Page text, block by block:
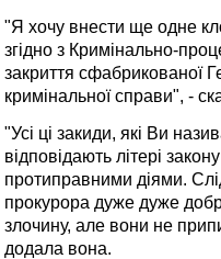
"Я хочу внести ще одне
згідно з Кримінально-
закриття сфабрикованої
кримінальної справи", -
"Усі ці закиди, які Ви
відповідають літері
протиправними діями.
прокурора дуже дуже
злочину, але вони не
додала вона.